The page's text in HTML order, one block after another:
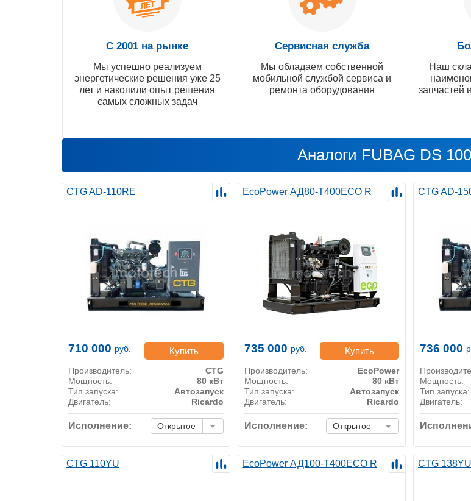
С 2001 на рынке
Мы успешно реализуем
энергетические решения уже 25
лет и накопили опыт решения
самых сложных задач
Сервисная служба
Мы обладаем собственной
мобильной службой сервиса и
ремонта оборудования
Наш
запчастей
Аналоги FUBAG DS
CTG AD-110RE
710 000 руб. Купить
Производитель:
CTG
Мощность:
80 кВт
Тип запуска:
Автозапуск
Двигатель:
Ricardo
Исполнение: Открытое
EcoPower АД80-T400ECO R
735 000 руб. Купить
Производитель:
EcoPower
Мощность:
80 кВт
Тип запуска:
Автозапуск
Двигатель:
Ricardo
Исполнение: Открытое
CTG AD-
736 000
Мощность:
Тип запуска:
Двигатель:
CTG 110YU EcoPower АД100-T400ECO R CTG 138YU